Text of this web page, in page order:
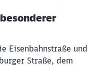
Eisenbahnstraße und
Straße, dem